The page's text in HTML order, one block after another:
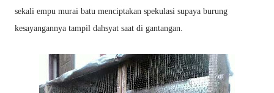
sekali empu murai batu menciptakan spekulasi supaya burung
kesayangannya tampil dahsyat saat di gantangan.